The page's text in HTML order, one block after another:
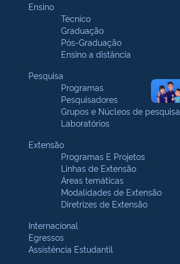
Ensino
Técnico
Graduação
Pós-Graduação
Ensino a distância
Pesquisa
Programas
Pesquisadores
Grupos e Núcleos de pesquisa
Laboratórios
Extensão
Programas E Projetos
Linhas de Extensão
Áreas temáticas
Modalidades de Extensão
Diretrizes de Extensão
Internacional
Egressos
Assistência Estudantil